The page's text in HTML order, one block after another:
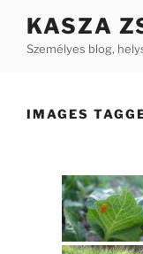
KASZA
Személyes blog,
IMAGES